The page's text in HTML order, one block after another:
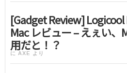
[Gadget Review] Logicool
Mac レビュー – えぇい、
用だと！？
に AXE より